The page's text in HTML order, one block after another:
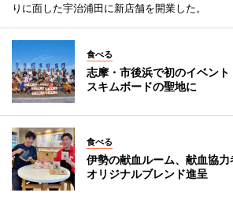
りに面した宇治浦田に新店舗を開業した。
食べる
志摩・市後浜で初のイベン
スキムボードの聖地に
食べる
伊勢の献血ルーム、献血協力
オリジナルブレンド進呈